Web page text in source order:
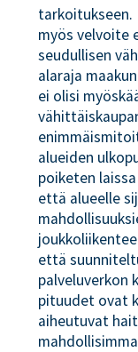
myös velvoite
seudullisen
alaraja
ei olisi
alueiden
poiketen
että alueelle
että
palveluverkon
pituudet ovat
aiheutuvat